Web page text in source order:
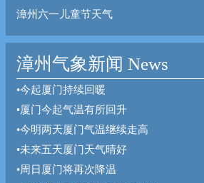
漳州六一儿童节天气
漳州气象新闻 News
•今起厦门持续回暖
•厦门今起气温有所回升
•今明两天厦门气温继续走高
•未来五天厦门天气晴好
•周日厦门将再次降温